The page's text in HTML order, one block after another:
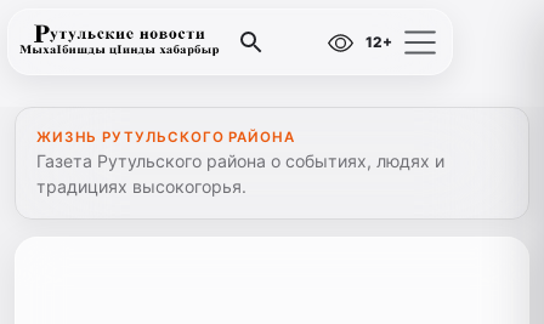
12+
ЖИЗНЬ РУТУЛЬСКОГО РАЙОНА
Газета Рутульского района о событиях, людях и
традициях высокогорья.